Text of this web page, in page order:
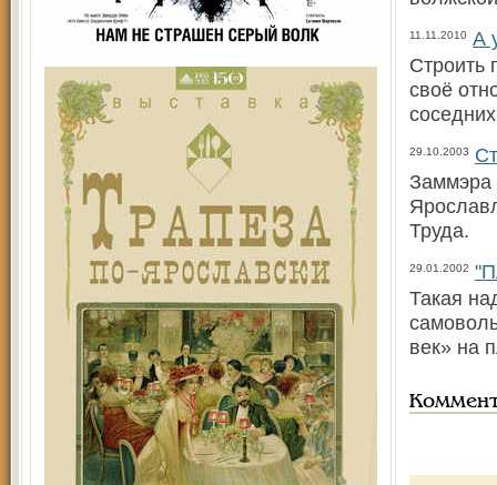
11.11.2010 А
Строить
своё
29.10.2003
Заммэра
Труда.
29.01.2002
Такая
век» на